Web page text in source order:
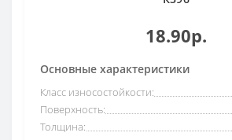
18.90р.
Основные характеристики
Класс износостойкости:
Поверхность:
Толщина: